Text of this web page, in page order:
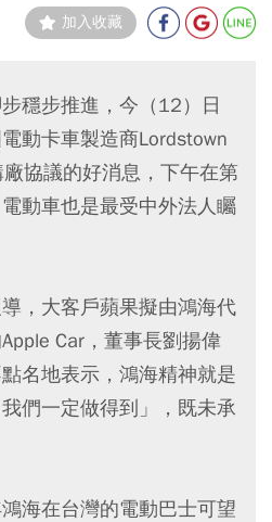
加入收藏
穩步推進，今（12）日
動卡車製造商Lordstown
協議的好消息，下午在第
動車也是最受中外法人矚
，大客戶蘋果擬由鴻海代
Car，董事長劉揚偉
名地表示，鴻海精神就是
們一定做得到」，既未承
海在台灣的電動巴士可望